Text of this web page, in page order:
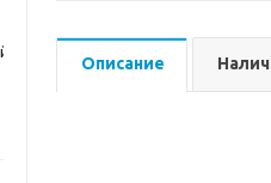
Описание